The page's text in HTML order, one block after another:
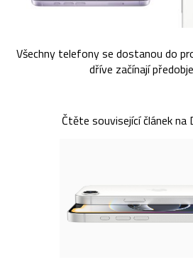
Všechny telefony se dostanou do
dříve začínají
Čtěte související článek na